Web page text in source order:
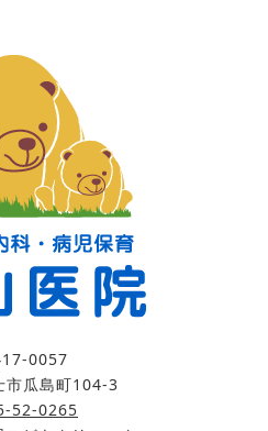
0057
市瓜島町104-3
52-0265